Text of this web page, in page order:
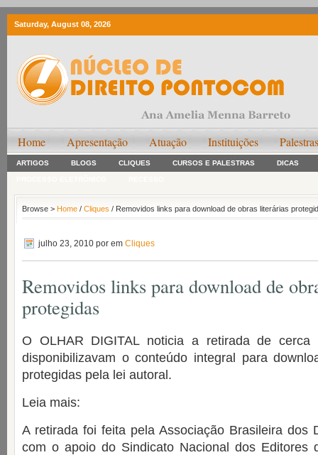
Saturday, August 08, 2026
Home Apresentação Atuação Instituições Palestras
ARTIGOS BLOGS CLIQUES CURSOS E PALESTRAS DICAS
Browse > Home / Cliques / Removidos links para download de obras literárias
julho 23, 2010 por em Cliques
Removidos links para download de
protegidas
O OLHAR DIGITAL noticia a retirada de
disponibilizavam o conteúdo integral para
protegidas pela lei autoral.
Leia mais:
A retirada foi feita pela Associação Brasileira dos
com o apoio do Sindicato Nacional dos Editores